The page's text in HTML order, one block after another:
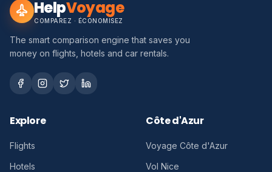
HelpVoyage
COMPAREZ · ÉCONOMISEZ
The smart comparison engine that saves you
money on flights, hotels and car rentals.
Explore
Flights
Hotels
Côte d'Azur
Voyage Côte d'Azur
Vol Nice